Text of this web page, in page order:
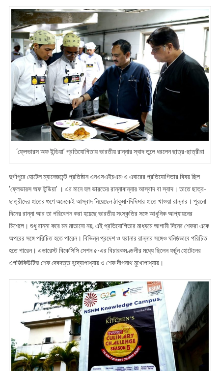
‘ফ্লেভারস অফ ইন্ডিয়া’ প্রতিযোগিতায় ভারতীয় রান্নার স্বাদ তুলে ধরলেন ছাত্র-ছাত্রীরা
দুর্গাপুরে হোটেল ম্যানেজমেন্ট প্রতিষ্ঠান এনএসএইচএম-এ এবারের প্রতিযোগিতার বিষয় ছিল
‘ফ্লেভারস অফ ইন্ডিয়া’ । এর মানে হল ভারতের রান্নাবান্নার আস্বাদ বা স্বাদ। তাতে ছাত্র-
ছাত্রীদের হাতের গুণে অনেকেই আস্বাদ নিয়েছেন ঠাকুমা-দিদিমার হাতে খাওয়া রান্নার। পুরনো
দিনের রান্না আর তা পরিবেশন করা হয়েছে ভারতীয় সংস্কৃতির সঙ্গে আধুনিক আপ্যায়নের
মিশেলে। শুধু রান্না করে মন মাতানো নয়, এই প্রতিযোগিতার মাধ্যমে আগামী দিনের শেফরা একে
অপরের সঙ্গে পরিচিত হতে পারেন। বিভিন্ন প্রদেশ ও ঘরানার রান্নার সঙ্গেও ঘনিষ্ঠভাবে পরিচিত
হতে পারেন। এভারেস্ট বিকেসিসি সেশন ৫-এর বিচারকমণ্ডলীর মধ্যে ছিলেন ফর্চুন হোটেলের
এগজিকিউটিভ শেফ দেবদত্ত বন্দ্যোপাধ্যায় ও শেফ দীপনাথ মুখোপাধ্যায়।